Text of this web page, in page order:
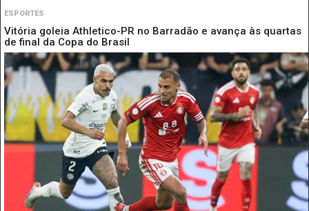
ESPORTES
Vitória goleia Athletico-PR no Barradão e avança às quartas
de final da Copa do Brasil